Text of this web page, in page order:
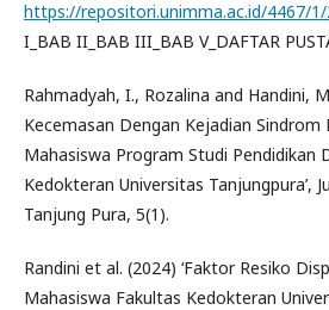
https://repositori.unimma.ac.id/4467/1/
I_BAB II_BAB III_BAB V_DAFTAR
Rahmadyah, I., Rozalina and Handini,
Kecemasan Dengan Kejadian Sindrom
Mahasiswa Program Studi Pendidikan
Kedokteran Universitas Tanjungpura’,
Tanjung Pura, 5(1).
Randini et al. (2024) ‘Faktor Resiko
Mahasiswa Fakultas Kedokteran